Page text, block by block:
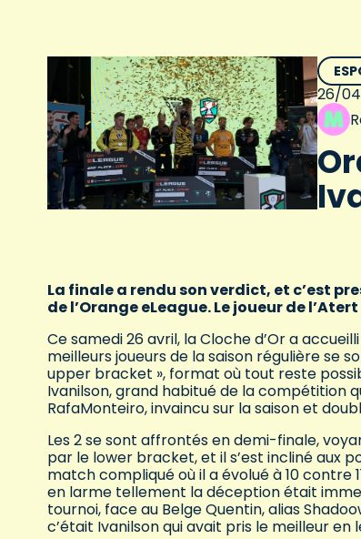
26/
La finale a rendu son verdict, et c’est
de l’Orange eLeague. Le joueur de
Ce samedi 26 avril, la Cloche d’Or a
meilleurs joueurs de la saison régulière se
upper bracket », format où tout reste
Ivanilson, grand habitué de la compétition
RafaMonteiro, invaincu sur la saison et
Les 2 se sont affrontés en demi-finale,
par le lower bracket, et il s’est incliné aux
match compliqué où il a évolué à 10
en larme tellement la déception était
tournoi, face au Belge Quentin, alias
c’était Ivanilson qui avait pris le meilleur